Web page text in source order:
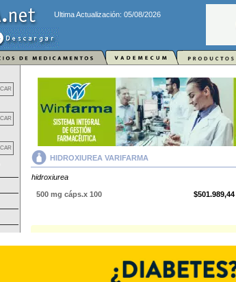
Ultima Actualización: 05/08/2026
HIDROXIUREA VARIFARMA
hidroxiurea
500 mg cáps.x 100 $501.989,44
disponible.